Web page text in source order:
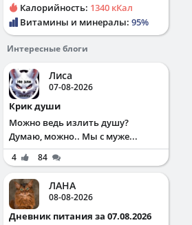
Калорийность: 1340 кКал
Витамины и минералы: 95%
Интересные блоги
Лиса
07-08-2026
Крик души
Можно ведь излить душу?
Думаю, можно.. Мы с муже...
4 84
ЛАНА
08-08-2026
Дневник питания за 07.08.2026